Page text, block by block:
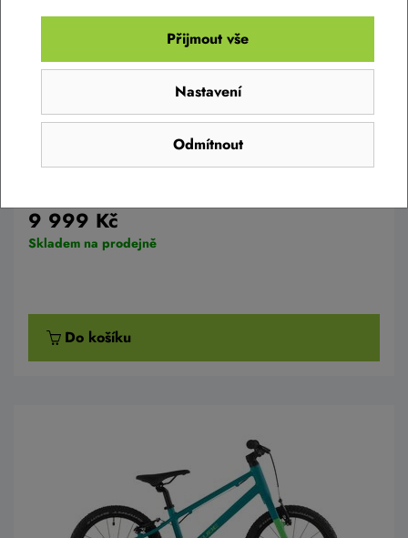
Dětské kolo Cube NUMOVE 120 RT blue´n
9 999 Kč
Skladem na prodejně
Do košíku
Odmítnout
Nastavení
Přijmout vše